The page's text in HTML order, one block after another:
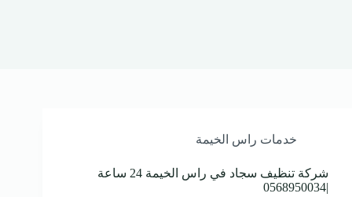
خدمات راس الخيمة
شركة تنظيف سجاد في راس الخيمة 24 ساعة
|0568950034